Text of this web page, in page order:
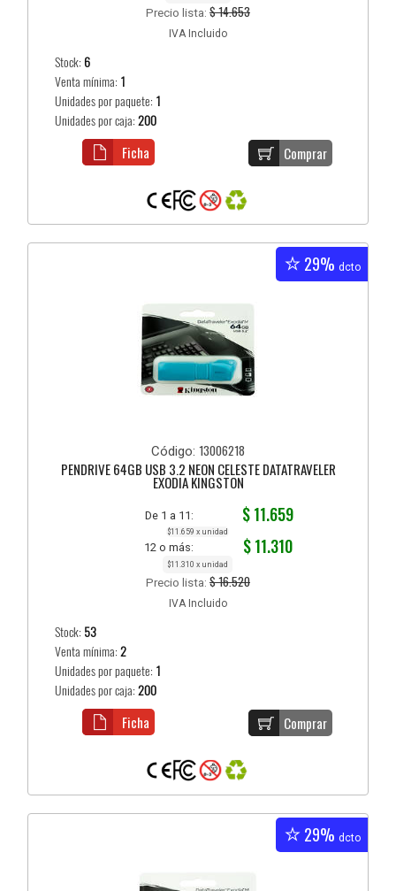
Precio lista: $ 14.653
IVA Incluido
Stock: 6
Venta mínima: 1
Unidades por paquete: 1
Unidades por caja:200
Comprar
Ficha
29% dcto
Código: 13006218
PENDRIVE 64GB USB 3.2 NEON CELESTE DATATRAVELER
EXODIA KINGSTON
De 1 a 11: $ 11.659
$11.659 x unidad
12 o más: $ 11.310
$11.310 x unidad
Precio lista: $ 16.520
IVA Incluido
Stock: 53
Venta mínima:2
Unidades por paquete: 1
Unidades por caja:200
Comprar
Ficha
29% dcto